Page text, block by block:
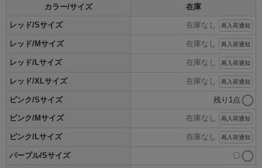
カラー/サイズ 在庫
レッド/Sサイズ 在庫なし 再入荷通知
レッド/Mサイズ 在庫なし 再入荷通知
レッド/Lサイズ 在庫なし 再入荷通知
レッド/XLサイズ 在庫なし 再入荷通知
ピンク/Sサイズ 残り1点
ピンク/Mサイズ 在庫なし 再入荷通知
ピンク/Lサイズ 在庫なし 再入荷通知
パープル/Sサイズ 〇